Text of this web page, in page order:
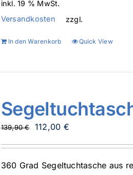
inkl. 19 % MwSt.
zzgl.
Versandkosten
In den Warenkorb Quick View
139,90€
Ursprünglicher
139,90 €
112,00 €Aktueller
112,00 €.
360 Grad Segeltuchtasche aus